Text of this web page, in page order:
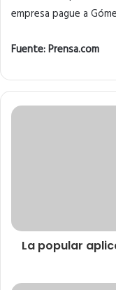
empresa pague a
Fuente: Prensa.com
La popular